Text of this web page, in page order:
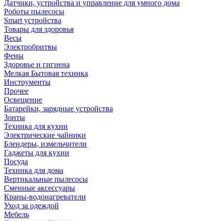
Датчики, устройства и управление для умного дома
Роботы пылесосы
Smart устройства
Товары для здоровья
Весы
Электробритвы
Фены
Здоровье и гигиена
Мелкая Бытовая техника
Инструменты
Прочее
Освещение
Батарейки, зарядные устройства
Зонты
Техника для кухни
Электрические чайники
Блендеры, измельчители
Гаджеты для кухни
Посуда
Техника для дома
Вертикальные пылесосы
Сменные аксессуары
Краны-водонагреватели
Уход за одеждой
Мебель